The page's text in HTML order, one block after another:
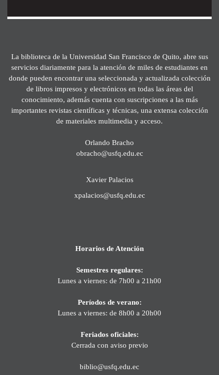
La biblioteca de la Universidad San Francisco de Quito, abre sus
servicios diariamente para la atención de miles de estudiantes en
donde pueden encontrar una seleccionada y actualizada colección
de libros impresos y electrónicos en todas las áreas del
conocimiento, además cuenta con suscripciones a las más
importantes revistas científicas y técnicas, una extensa colección
de materiales multimedia y acceso.
Orlando Bracho
obracho@usfq.edu.ec
Xavier Palacios
xpalacios@usfq.edu.ec
Horarios de Atención
Semestres regulares:
Lunes a viernes: de 7h00 a 21h00
Períodos de verano:
Lunes a viernes: de 8h00 a 20h00
Feriados oficiales:
Cerrada con aviso previo
biblio@usfq.edu.ec